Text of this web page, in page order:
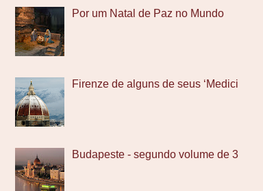
Por um Natal de Paz no Mundo
Firenze de alguns de seus ‘Medici
Budapeste - segundo volume de 3